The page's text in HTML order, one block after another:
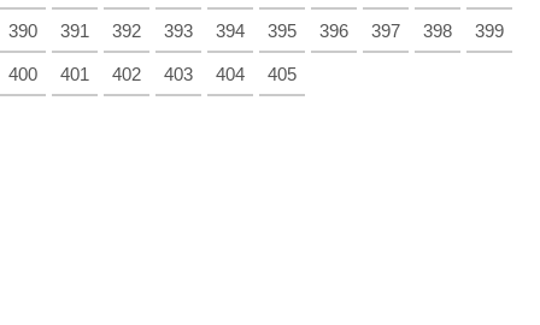
390 391 392 393 394 395 396 397 398 399
400 401 402 403 404 405